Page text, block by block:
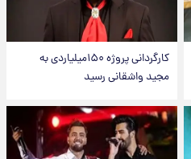
کارگردانی پروژه ۱۵۰میلیاردی به
مجید واشقانی رسید